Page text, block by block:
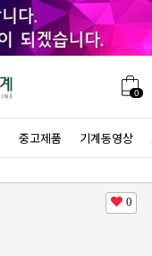
0
중고제품 기계동영상
0